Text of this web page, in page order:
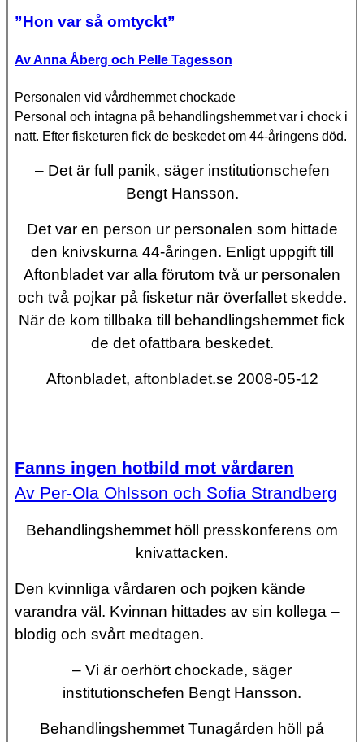
”Hon var så omtyckt”
Av Anna Åberg och Pelle Tagesson
Personalen vid vårdhemmet chockade
Personal och intagna på behandlingshemmet var i chock i
natt. Efter fisketuren fick de beskedet om 44-åringens död.
– Det är full panik, säger institutionschefen
Bengt Hansson.
Det var en person ur personalen som hittade
den knivskurna 44-åringen. Enligt uppgift till
Aftonbladet var alla förutom två ur personalen
och två pojkar på fisketur när överfallet skedde.
När de kom tillbaka till behandlingshemmet fick
de det ofattbara beskedet.
Aftonbladet, aftonbladet.se 2008-05-12
Fanns ingen hotbild mot vårdaren
Av Per-Ola Ohlsson och Sofia Strandberg
Behandlingshemmet höll presskonferens om
knivattacken.
Den kvinnliga vårdaren och pojken kände
varandra väl. Kvinnan hittades av sin kollega –
blodig och svårt medtagen.
– Vi är oerhört chockade, säger
institutionschefen Bengt Hansson.
Behandlingshemmet Tunagården höll på